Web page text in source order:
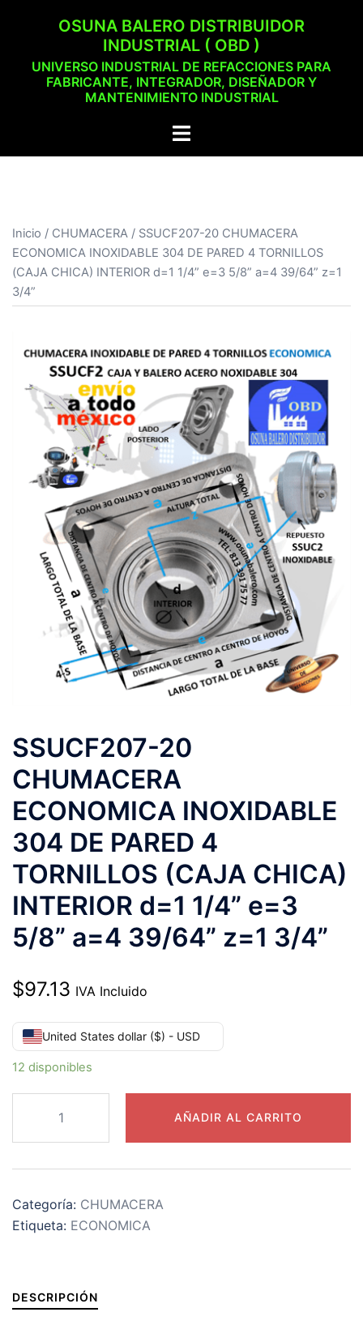
OSUNA BALERO DISTRIBUIDOR
INDUSTRIAL ( OBD )
UNIVERSO INDUSTRIAL DE REFACCIONES PARA
FABRICANTE, INTEGRADOR, DISEÑADOR Y
MANTENIMIENTO INDUSTRIAL
Alternar
Inicio / CHUMACERA / SSUCF207-20 CHUMACERA
ECONOMICA INOXIDABLE 304 DE PARED 4 TORNILLOS
(CAJA CHICA) INTERIOR d=1 1/4” e=3 5/8” a=4 39/64” z=1
3/4”
SSUCF207-20
CHUMACERA
ECONOMICA INOXIDABLE
304 DE PARED 4
TORNILLOS (CAJA CHICA)
INTERIOR d=1 1/4” e=3
5/8” a=4 39/64” z=1 3/4”
$97.13 IVA Incluido
United States dollar ($) - USD
12 disponibles
CHUMACERA
ECONOMICA
304
DE
TORNILLOS
(CAJA
AÑADIR AL CARRITO
Categoría: CHUMACERA
Etiqueta: ECONOMICA
DESCRIPCIÓN